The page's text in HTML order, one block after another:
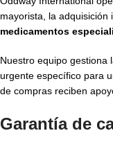
mayorista, la adquisición
medicamentos
Nuestro equipo gestiona
urgente específico para
de compras reciben
Garantía de